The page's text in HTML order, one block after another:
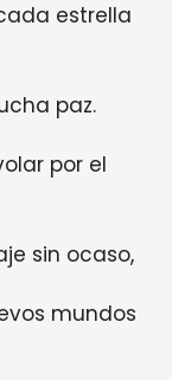
estrella
paz.
por el
sin ocaso,
mundos